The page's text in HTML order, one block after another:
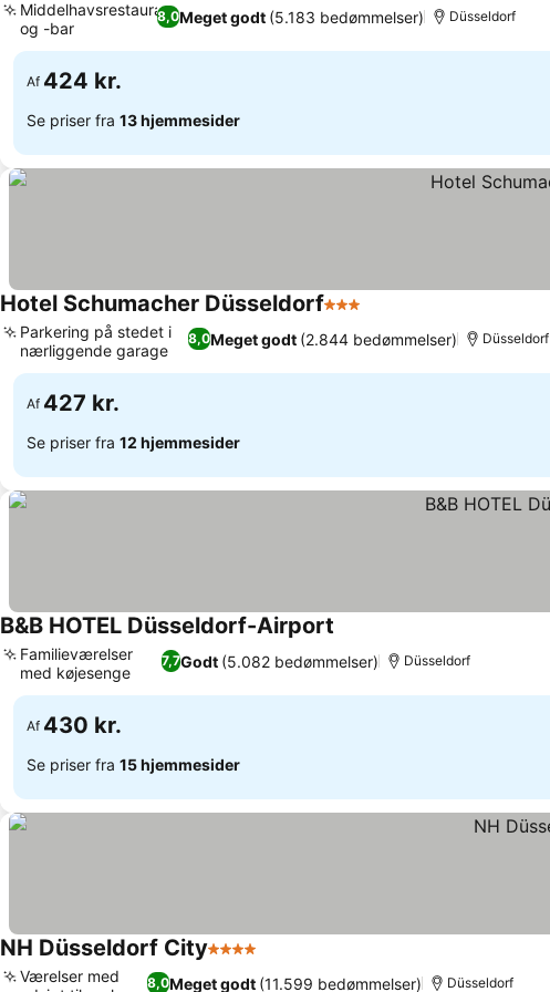
8,0Meget godt (5.183 bedømmelser)
Middelhavsrestaurant
og -bar
Düsseldorf
Af 424 kr.
Se priser fra 13 hjemmesider
Hotel Schumacher Düsseldorf3 Stjerner
8,0Meget godt (2.844 bedømmelser)
Parkering på stedet i
nærliggende garage
Düsseldorf
Af 427 kr.
Se priser fra 12 hjemmesider
B&B HOTEL Düsseldorf-Airport
7,7Godt (5.082 bedømmelser)
Familieværelser
med køjesenge
Düsseldorf
Af 430 kr.
Se priser fra 15 hjemmesider
NH Düsseldorf City4 Stjerner
8,0Meget godt (11.599 bedømmelser)
Værelser med
Düsseldorf